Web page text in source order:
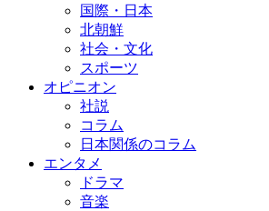
国際・日本
北朝鮮
社会・文化
スポーツ
オピニオン
社説
コラム
日本関係のコラム
エンタメ
ドラマ
音楽